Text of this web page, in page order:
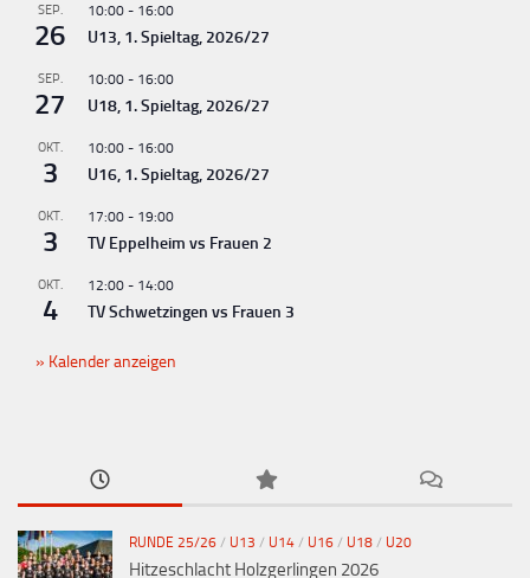
SEP.
26
10:00 - 16:00
U13, 1. Spieltag, 2026/27
SEP.
27
10:00 - 16:00
U18, 1. Spieltag, 2026/27
OKT.
3
10:00 - 16:00
U16, 1. Spieltag, 2026/27
OKT.
3
17:00 - 19:00
TV Eppelheim vs Frauen 2
OKT.
4
12:00 - 14:00
TV Schwetzingen vs Frauen 3
Kalender anzeigen
RUNDE 25/26 / U13 / U14 / U16 / U18 / U20
Hitzeschlacht Holzgerlingen 2026